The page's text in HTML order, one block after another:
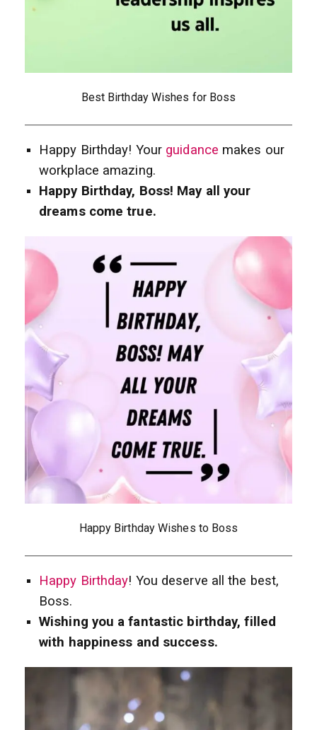
Best Birthday Wishes for Boss
Happy Birthday! Your guidance makes our
workplace amazing.
Happy Birthday, Boss! May all your
dreams come true.
Happy Birthday Wishes to Boss
Happy Birthday! You deserve all the best,
Boss.
Wishing you a fantastic birthday, filled
with happiness and success.